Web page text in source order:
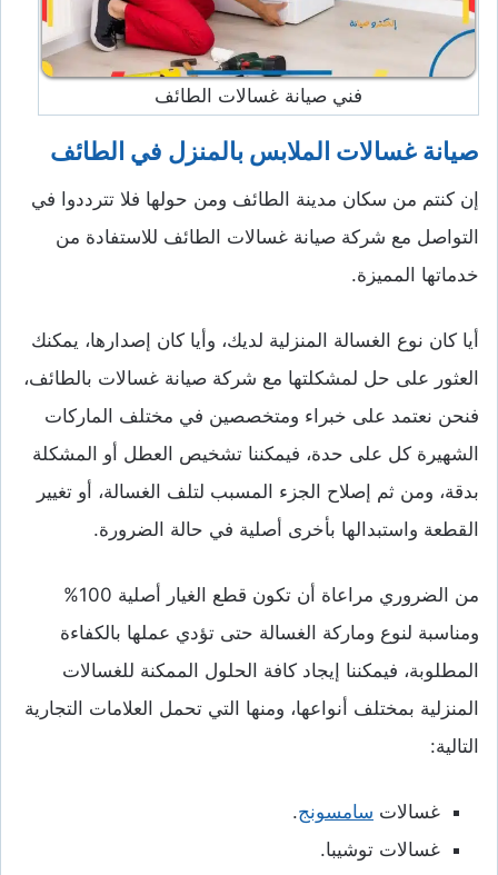
فني صيانة غسالات الطائف
صيانة غسالات الملابس بالمنزل في الطائف
إن كنتم من سكان مدينة الطائف ومن حولها فلا تترددوا في
التواصل مع شركة صيانة غسالات الطائف للاستفادة من
خدماتها المميزة.
أيا كان نوع الغسالة المنزلية لديك، وأيا كان إصدارها، يمكنك
العثور على حل لمشكلتها مع شركة صيانة غسالات بالطائف،
فنحن نعتمد على خبراء ومتخصصين في مختلف الماركات
الشهيرة كل على حدة، فيمكننا تشخيص العطل أو المشكلة
بدقة، ومن ثم إصلاح الجزء المسبب لتلف الغسالة، أو تغيير
القطعة واستبدالها بأخرى أصلية في حالة الضرورة.
من الضروري مراعاة أن تكون قطع الغيار أصلية 100%
ومناسبة لنوع وماركة الغسالة حتى تؤدي عملها بالكفاءة
المطلوبة، فيمكننا إيجاد كافة الحلول الممكنة للغسالات
المنزلية بمختلف أنواعها، ومنها التي تحمل العلامات التجارية
التالية:
غسالات سامسونج.
غسالات توشيبا.